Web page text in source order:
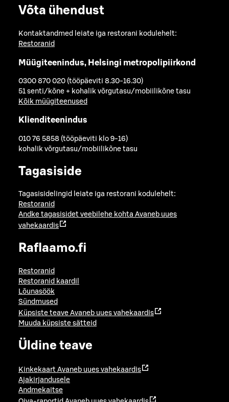
Võta ühendust
Kontaktandmed leiate iga restorani kodulehelt:
Restoranid
Müügiteenindus, Helsingi metropolipiirkond
0300 870 020 (tööpäeviti 8.30-16.30)
51 senti/kõne + kohalik võrgutasu/mobiilikõne tasu
Kõik müügiteenused
Klienditeenindus
010 76 5858 (tööpäeviti klo 9-16)
kohalik võrgutasu/mobiilikõne tasu
Tagasiside
Tagasisidelingid leiate iga restorani kodulehelt:
Restoranid
Andke tagasisidet veebilehe kohta Avaneb uues
vahekaardis
Raflaamo.fi
Restoranid
Restoranid kaardil
Lõunasöök
Sündmused
Küpsiste teave Avaneb uues vahekaardis
Muuda küpsiste sätteid
Üldine teave
Kinkekaart Avaneb uues vahekaardis
Ajakirjandusele
Andmekaitse